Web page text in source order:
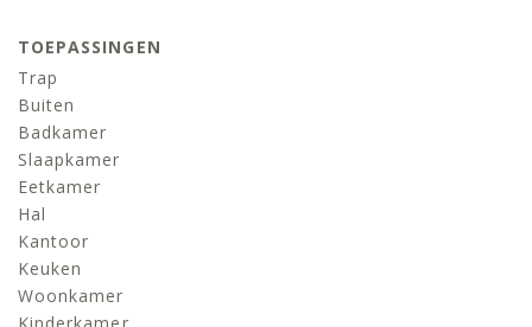
TOEPASSINGEN
Trap
Buiten
Badkamer
Slaapkamer
Eetkamer
Hal
Kantoor
Keuken
Woonkamer